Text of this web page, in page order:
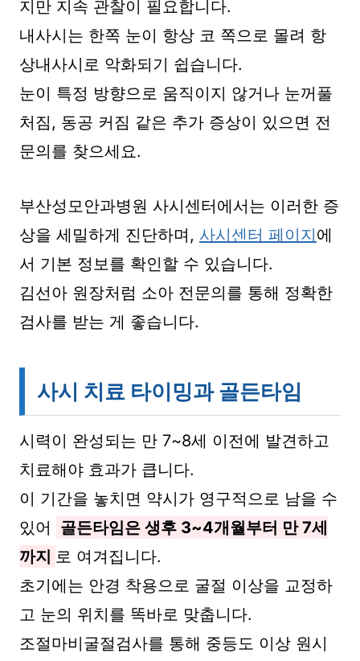
지만 지속 관찰이 필요합니다.
내사시는 한쪽 눈이 항상 코 쪽으로 몰려 항
상내사시로 악화되기 쉽습니다.
눈이 특정 방향으로 움직이지 않거나 눈꺼풀
처짐, 동공 커짐 같은 추가 증상이 있으면 전
문의를 찾으세요.
부산성모안과병원 사시센터에서는 이러한 증
상을 세밀하게 진단하며, 사시센터 페이지에
서 기본 정보를 확인할 수 있습니다.
김선아 원장처럼 소아 전문의를 통해 정확한
검사를 받는 게 좋습니다.
사시 치료 타이밍과 골든타임
시력이 완성되는 만 7~8세 이전에 발견하고
치료해야 효과가 큽니다.
이 기간을 놓치면 약시가 영구적으로 남을 수
있어
골든타임은 생후 3~4개월부터 만 7세
까지 로 여겨집니다.
초기에는 안경 착용으로 굴절 이상을 교정하
고 눈의 위치를 똑바로 맞춥니다.
조절마비굴절검사를 통해 중등도 이상 원시